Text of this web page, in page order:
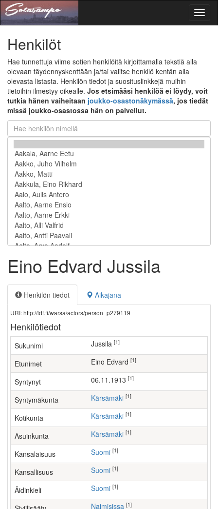
Henkilöt
Hae tunnettuja viime sotien henkilöitä kirjoittamalla tekstiä alla
olevaan täydennyskenttään ja/tai valitse henkilö kentän alla
olevasta listasta. Henkilön tiedot ja suosituslinkkejä muihin
tietoihin ilmestyy oikealle. Jos etsimääsi henkilöä ei löydy, voit
tutkia hänen vaiheitaan joukko-osastonäkymässä, jos tiedät
missä joukko-osastossa hän on palvellut.
Eino Edvard Jussila
Henkilön tiedot Aikajana
URI: http://ldf.fi/warsa/actors/person_p279119
Henkilötiedot
Sukunimi Jussila [1]
Etunimet Eino Edvard [1]
Syntynyt 06.11.1913 [1]
Syntymäkunta Kärsämäki [1]
Kotikunta Kärsämäki [1]
Asuinkunta Kärsämäki [1]
Kansalaisuus Suomi [1]
Kansallisuus Suomi [1]
Äidinkieli Suomi [1]
Naimisissa [1]